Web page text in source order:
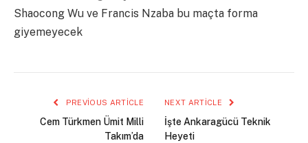
Shaocong Wu ve Francis Nzaba bu maçta forma
giyemeyecek
PREVIOUS ARTICLE
Cem Türkmen Ümit Milli
Takım’da
NEXT ARTICLE
İşte Ankaragücü Teknik
Heyeti